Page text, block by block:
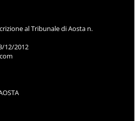
al Tribunale di Aosta n.
12/2012